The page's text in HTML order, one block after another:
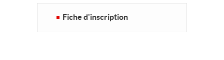
Fiche d'inscription